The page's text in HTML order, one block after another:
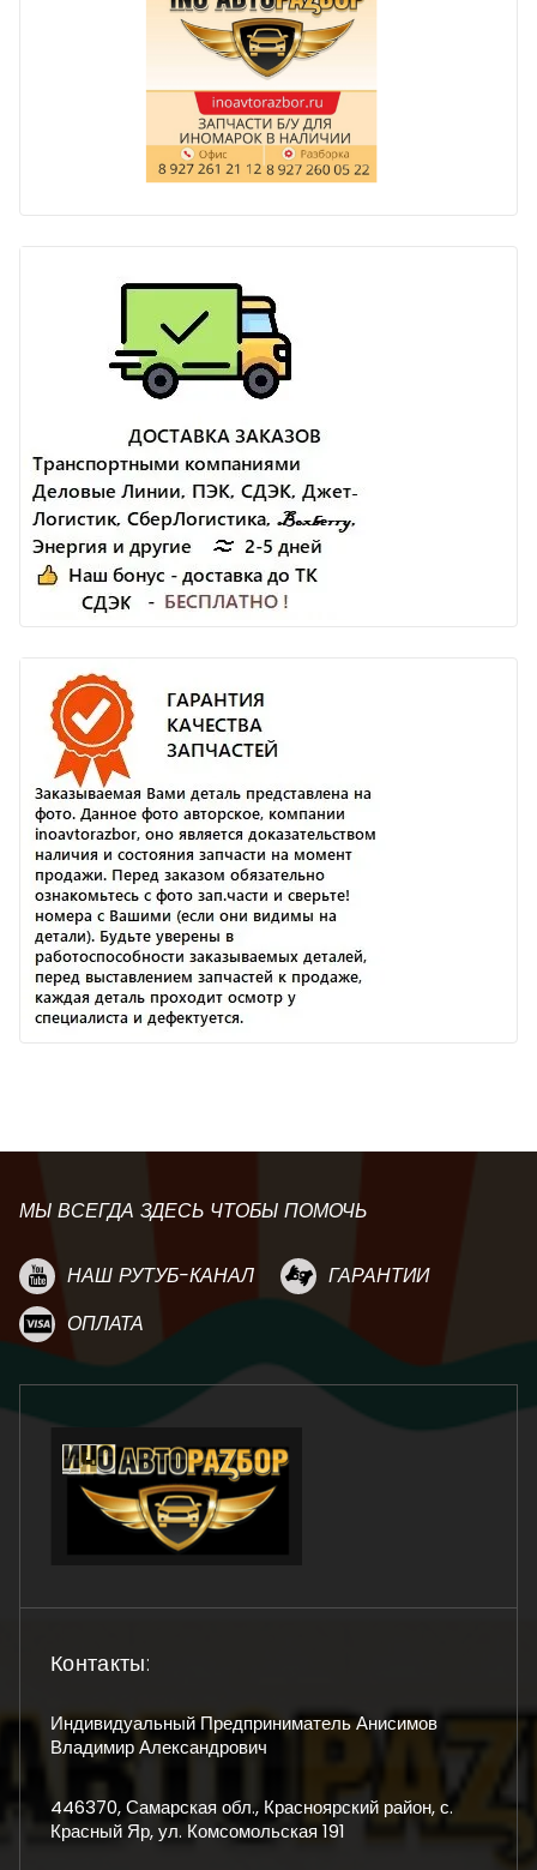
МЫ ВСЕГДА ЗДЕСЬ ЧТОБЫ ПОМОЧЬ
НАШ РУТУБ-КАНАЛ
ГАРАНТИИ
ОПЛАТА
Контакты:
Индивидуальный Предприниматель Анисимов
Владимир Александрович
446370, Самарская обл., Красноярский район, с.
Красный Яр, ул. Комсомольская 191